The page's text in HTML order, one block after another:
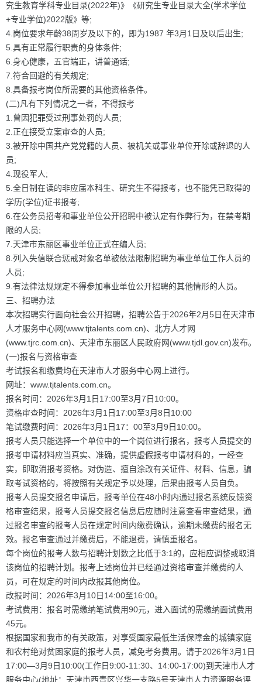
究生教育学科专业目录(2022年)》《研究生专业目录大全(学术学位
+专业学位)2022版》等;
4.岗位要求年龄38周岁及以下的，即为1987 年3月1日及以后出生;
5.具有正常履行职责的身体条件;
6.身心健康，五官端正，讲普通话;
7.符合回避的有关规定;
8.具备报考岗位所需要的其他资格条件。
(二)凡有下列情况之一者，不得报考
1.曾因犯罪受过刑事处罚的人员;
2.正在接受立案审查的人员;
3.被开除中国共产党党籍的人员、被机关或事业单位开除或辞退的人
员;
4.现役军人;
5.全日制在读的非应届本科生、研究生不得报考，也不能凭已取得的
学历(学位)证书报考;
6.在公务员招考和事业单位公开招聘中被认定有作弊行为，在禁考期
限的人员;
7.天津市东丽区事业单位正式在编人员;
8.列入失信联合惩戒对象名单被依法限制招聘为事业单位工作人员的
人员;
9.有法律法规规定不得参加事业单位公开招聘的其他情形的人员。
三、招聘办法
本次招聘实行面向社会公开招聘，招聘公告于2026年2月5日在天津市
人才服务中心网(www.tjtalents.com.cn)、北方人才网
(www.tjrc.com.cn)、天津市东丽区人民政府网(www.tjdl.gov.cn)发布。
(一)报名与资格审查
考试报名和缴费均在天津市人才服务中心网上进行。
网址：www.tjtalents.com.cn。
报名时间：2026年3月1日17:00至3月7日10:00。
资格审查时间：2026年3月1日17:00至3月8日10:00
笔试缴费时间：2026年3月1日17：00至3月9日10:00。
报考人员只能选择一个单位中的一个岗位进行报名，报考人员提交的
报考申请材料应当真实、准确，提供虚假报考申请材料的，一经查
实，即取消报考资格。对伪造、擅自涂改有关证件、材料、信息，骗
取考试资格的，将按照有关规定予以处理，后果由报考人员自负。
报考人员提交报名申请后，报考单位在48小时内通过报名系统反馈资
格审查结果，报考人员提交报名信息后应随时注意查看审查结果，通
过报名审查的报考人员在规定时间内缴费确认，逾期未缴费的报名无
效。报名审查通过并缴费后，不能退费，请慎重报名。
每个岗位的报考人数与招聘计划数之比低于3:1的，应相应调整或取消
该岗位的招聘计划。报考上述岗位并已经通过资格审查并缴费的人
员，可在规定的时间内改报其他岗位。
改报时间：2026年3月10日14:00至16:00。
考试费用：报名时需缴纳笔试费用90元，进入面试的需缴纳面试费用
45元。
根据国家和我市的有关政策，对享受国家最低生活保障金的城镇家庭
和农村绝对贫困家庭的报考人员，减免考务费用。请于2026年3月1日
17:00—3月9日10:00(工作日9:00-11:30、14:00-17:00)到天津市人才
服务中心(地址：天津市西青区兴华一支路5号天津市人力资源服务评